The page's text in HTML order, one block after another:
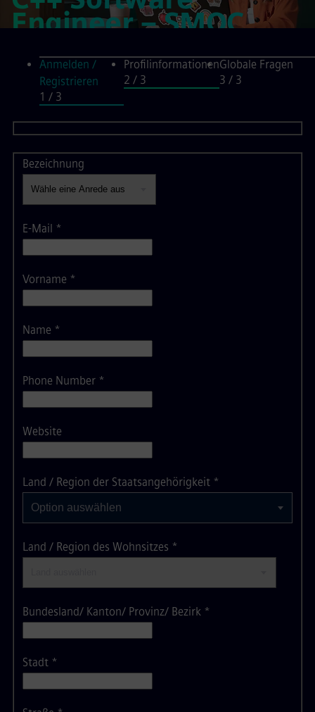
Engineer – SMOC
Anmelden /
Registrieren
1 / 3
Profilinformationen
2 / 3
Globale Fragen
3 / 3
Bezeichnung
E-Mail *
Vorname *
Name *
Phone Number *
Website
Land / Region der Staatsangehörigkeit *
Option auswählen
Land / Region des Wohnsitzes *
Bundesland/ Kanton/ Provinz/ Bezirk *
Stadt *